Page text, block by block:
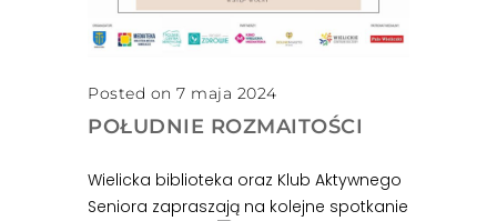
Posted on 7 maja 2024
POŁUDNIE ROZMAITOŚCI
Wielicka biblioteka oraz Klub Aktywnego
Seniora zapraszają na kolejne spotkanie